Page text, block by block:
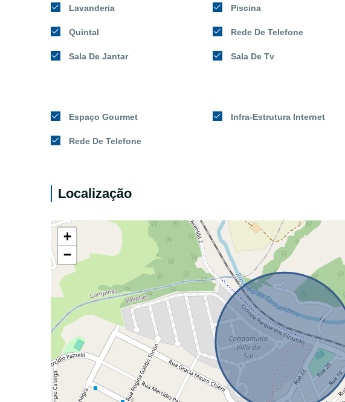
Lavanderia Piscina
Quintal Rede De Telefone
Sala De Jantar Sala De Tv
Espaço Gourmet Infra-Estrutura Internet
Rede De Telefone
Localização
+
−